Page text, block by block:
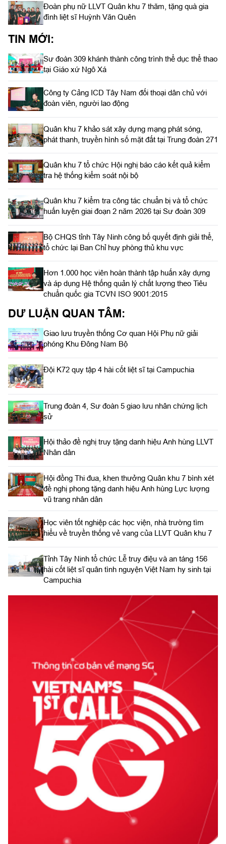
Đoàn phụ nữ LLVT Quân khu 7 thăm, tặng quà gia
đình liệt sĩ Huỳnh Văn Quên
TIN MỚI:
Sư đoàn 309 khánh thành công trình thể dục thể thao
tại Giáo xứ Ngô Xá
Công ty Cảng ICD Tây Nam đối thoại dân chủ với
đoàn viên, người lao động
Quân khu 7 khảo sát xây dựng mạng phát sóng,
phát thanh, truyền hình số mặt đất tại Trung đoàn 271
Quân khu 7 tổ chức Hội nghị báo cáo kết quả kiểm
tra hệ thống kiểm soát nội bộ
Quân khu 7 kiểm tra công tác chuẩn bị và tổ chức
huấn luyện giai đoạn 2 năm 2026 tại Sư đoàn 309
Bộ CHQS tỉnh Tây Ninh công bố quyết định giải thể,
tổ chức lại Ban Chỉ huy phòng thủ khu vực
Hơn 1.000 học viên hoàn thành tập huấn xây dựng
và áp dụng Hệ thống quản lý chất lượng theo Tiêu
chuẩn quốc gia TCVN ISO 9001:2015
DƯ LUẬN QUAN TÂM:
Giao lưu truyền thống Cơ quan Hội Phụ nữ giải
phóng Khu Đông Nam Bộ
Đội K72 quy tập 4 hài cốt liệt sĩ tại Campuchia
Trung đoàn 4, Sư đoàn 5 giao lưu nhân chứng lịch
sử
Hội thảo đề nghị truy tặng danh hiệu Anh hùng LLVT
Nhân dân
Hội đồng Thi đua, khen thưởng Quân khu 7 bình xét
đề nghị phong tặng danh hiệu Anh hùng Lực lượng
vũ trang nhân dân
Học viên tốt nghiệp các học viện, nhà trường tìm
hiểu về truyền thống vẻ vang của LLVT Quân khu 7
​Tỉnh Tây Ninh tổ chức Lễ truy điệu và an táng 156
hài cốt liệt sĩ quân tình nguyện Việt Nam hy sinh tại
Campuchia